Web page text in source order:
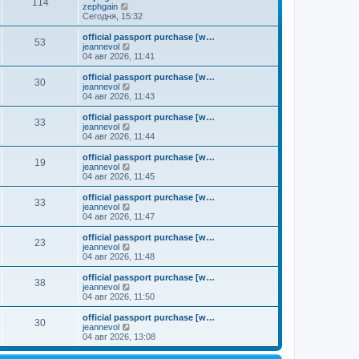
у
с
о
б
щ
е
н
и
н
е
с
о
щ
е
о
с
л
д
н
е
у
с
о
б
щ
е
н
и
114
zephgain
е
р
е
й
и
п
о
с
е
д
н
е
м
у
с
о
о
б
щ
е
н
и
ю
Сегодня, 15:32
53
official passport purchase [w…
jeannevol
е
р
е
й
т
п
о
с
е
н
е
м
с
о
о
щ
е
н
ю
04 авг 2026, 11:41
30
official passport purchase [w…
jeannevol
е
р
е
й
т
п
о
с
е
н
е
м
с
о
о
щ
е
н
ю
04 авг 2026, 11:43
33
official passport purchase [w…
jeannevol
е
р
е
й
т
п
о
с
е
н
е
м
с
о
о
щ
е
н
04 авг 2026, 11:44
19
official passport purchase [w…
jeannevol
е
р
е
й
т
п
о
с
е
н
е
м
с
о
04 авг 2026, 11:45
33
official passport purchase [w…
jeannevol
е
р
е
й
т
п
о
с
е
н
е
04 авг 2026, 11:47
23
official passport purchase [w…
jeannevol
е
р
е
й
т
п
о
с
л
04 авг 2026, 11:48
38
official passport purchase [w…
jeannevol
е
р
е
й
т
к
04 авг 2026, 11:50
30
official passport purchase [w…
jeannevol
е
р
е
04 авг 2026, 13:08